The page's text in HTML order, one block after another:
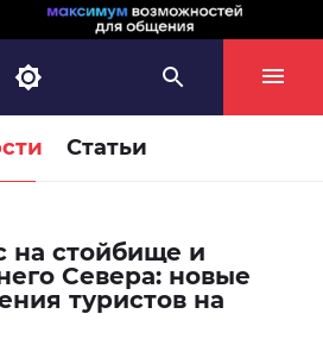
Статьи
на стойбище и
Севера: новые
туристов на